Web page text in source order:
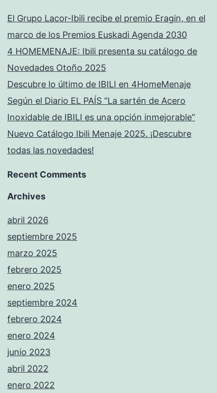
El Grupo Lacor-Ibili recibe el premio Eragin, en el
marco de los Premios Euskadi Agenda 2030
4 HOMEMENAJE: Ibili presenta su catálogo de
Novedades Otoño 2025
Descubre lo último de IBILI en 4HomeMenaje
Según el Diario EL PAÍS “La sartén de Acero
Inoxidable de IBILI es una opción inmejorable”
Nuevo Catálogo Ibili Menaje 2025. ¡Descubre
todas las novedades!
Recent Comments
Archives
abril 2026
septiembre 2025
marzo 2025
febrero 2025
enero 2025
septiembre 2024
febrero 2024
enero 2024
junio 2023
abril 2022
enero 2022